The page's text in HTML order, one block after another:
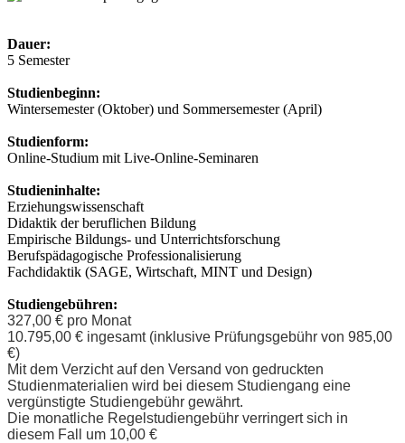
Dauer:
5 Semester
Studienbeginn:
Wintersemester (Oktober) und Sommersemester (April)
Studienform:
Online-Studium mit Live-Online-Seminaren
Studieninhalte:
Erziehungswissenschaft
Didaktik der beruflichen Bildung
Empirische Bildungs- und Unterrichtsforschung
Berufspädagogische Professionalisierung
Fachdidaktik (SAGE, Wirtschaft, MINT und Design)
Studiengebühren:
327,00 € pro Monat
10.795,00 € ingesamt (inklusive Prüfungsgebühr von 985,00
€)
Mit dem Verzicht auf den Versand von gedruckten
Studienmaterialien wird bei diesem Studiengang eine
vergünstigte Studiengebühr gewährt.
Die monatliche Regelstudiengebühr verringert sich in
diesem Fall um 10,00 €